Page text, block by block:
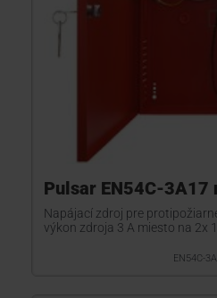
Pulsar EN54C-3A17
Napájací zdroj pre
výkon zdroja 3 A miesto na 2x
EN54C-